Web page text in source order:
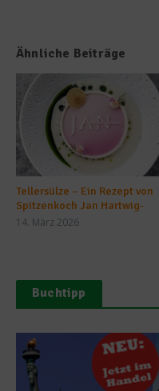
Ähnliche Beiträge
Tellersülze – Ein Rezept von
Spitzenkoch Jan Hartwig-
14. März 2026
Buchtipp